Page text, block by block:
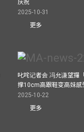
庆祝
2025-10-31
更多
叱咤记者会 冯允谦望攞
撑10cm高跟鞋变高妹感
2025-10-22
更多